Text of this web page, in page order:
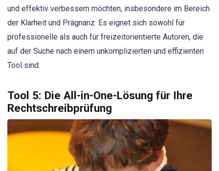
und effektiv verbessern möchten, insbesondere im Bereich
der Klarheit und Prägnanz. Es eignet sich sowohl für
professionelle als auch für freizeitorientierte Autoren, die
auf der Suche nach einem unkomplizierten und effizienten
Tool sind.
Tool 5: Die All-in-One-Lösung für Ihre
Rechtschreibprüfung